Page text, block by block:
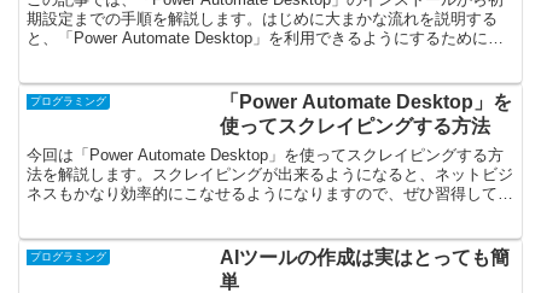
期設定までの手順を解説します。はじめに大まかな流れを説明する
と、「Power Automate Desktop」を利用できるようにするために
プログラミング
「Power Automate Desktop」を
使ってスクレイピングする方法
今回は「Power Automate Desktop」を使ってスクレイピングする方
法を解説します。スクレイピングが出来るようになると、ネットビジ
ネスもかなり効率的にこなせるようになりますので、ぜひ習得してく
プログラミング
AIツールの作成は実はとっても簡
単